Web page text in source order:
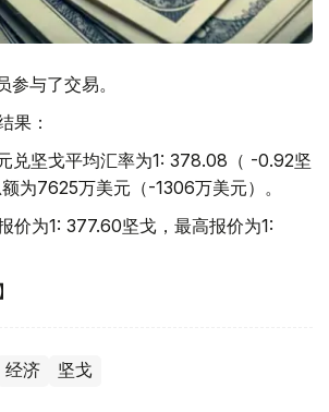
与了交易。
果：
兑坚戈平均汇率为1: 378.08（ -0.92坚
为7625万美元（-1306万美元）。
价为1: 377.60坚戈，最高报价为1:
经济 坚戈